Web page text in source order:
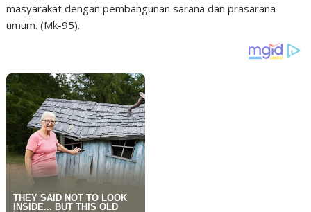
masyarakat dengan pembangunan sarana dan prasarana
umum. (Mk-95).